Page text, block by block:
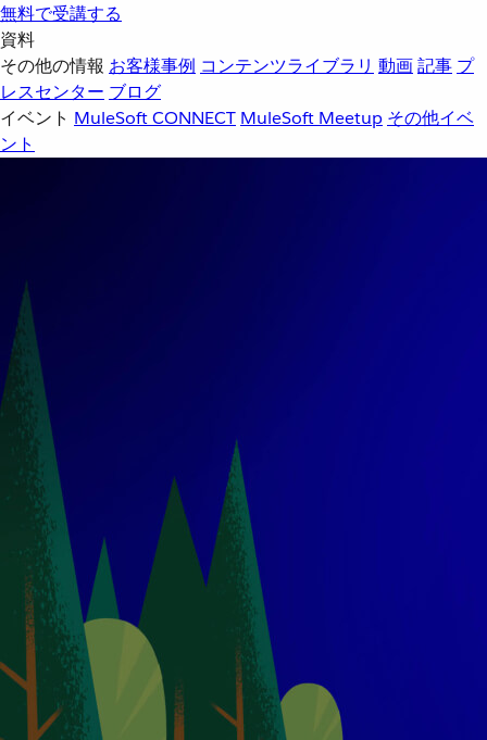
無料で受講する
資料
その他の情報 お客様事例 コンテンツライブラリ 動画記事 プ
レスセンター ブログ
イベント MuleSoft CONNECT MuleSoft Meetup その他イベ
ント